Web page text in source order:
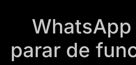
WhatsApp
parar de